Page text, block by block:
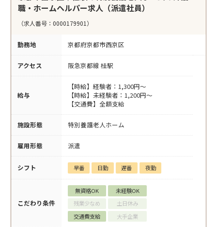
職・ホームヘルパー求人（派遣社員）
（求人番号：0000179901）
勤務地 京都府京都市西京区
アクセス 阪急京都線 桂駅
給与
【時給】経験者：1,300円～
【時給】未経験者：1,200円～
【交通費】全額支給
施設形態 特別養護老人ホーム
雇用形態 派遣
シフト 早番 日勤 遅番 夜勤
こだわり条件
無資格OK
未経験OK
残業少なめ
土日休み
交通費支給
大手企業